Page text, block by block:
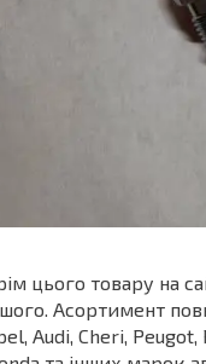
цього товару на
Асортимент
Audi, Cheri,